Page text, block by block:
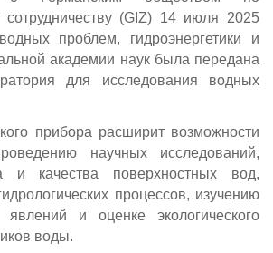
(GIZ) 14 июля 2025
проблем, гидроэнергетики и
академии наук была передана
для исследования водных
прибора расширит возможности
научных исследований,
и качества поверхностных вод,
процессов, изучению
явлений и оценке экологического
воды.